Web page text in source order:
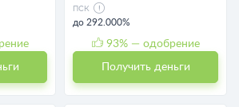
ПСК
до 292.000%
93% — одобрение
Получить деньги